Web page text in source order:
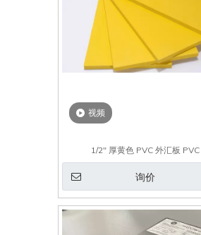
视频
1/2" 厚黄色 PVC 外汇板
询价